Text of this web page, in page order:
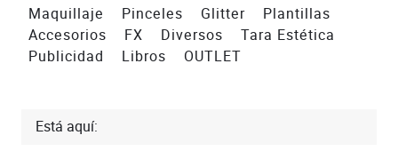
Maquillaje Pinceles Glitter
Plantillas
Accesorios
FX Diversos
Tara Estética
Publicidad
Libros OUTLET
Está aquí: